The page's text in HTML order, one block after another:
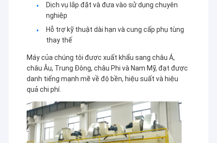
Dịch vụ lắp đặt và đưa vào sử dụng chuyên
nghiệp
Hỗ trợ kỹ thuật dài hạn và cung cấp phụ tùng
thay thế
Máy của chúng tôi được xuất khẩu sang châu Á,
châu Âu, Trung Đông, châu Phi và Nam Mỹ, đạt được
danh tiếng mạnh mẽ về độ bền, hiệu suất và hiệu
quả chi phí.